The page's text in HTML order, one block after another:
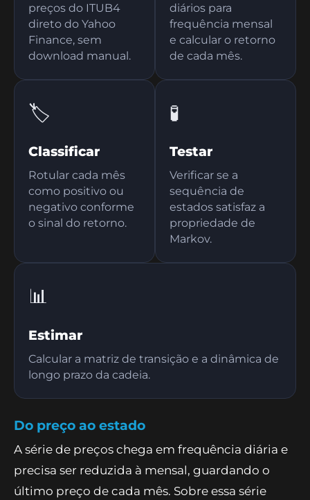
preços do ITUB4
direto do Yahoo
Finance, sem
download manual.
diários para
frequência mensal
e calcular o retorno
de cada mês.
🏷️
Classificar
Rotular cada mês
como positivo ou
negativo conforme
o sinal do retorno.
🧪
Testar
Verificar se a
sequência de
estados satisfaz a
propriedade de
Markov.
📊
Estimar
Calcular a matriz de transição e a dinâmica de
longo prazo da cadeia.
Do preço ao estado
A série de preços chega em frequência diária e
precisa ser reduzida à mensal, guardando o
último preço de cada mês. Sobre essa série